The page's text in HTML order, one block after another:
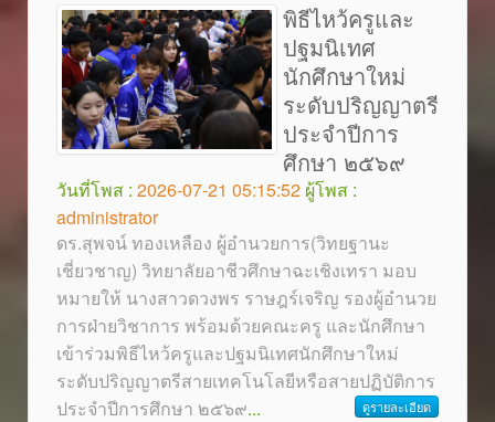
พิธีไหว้ครูและ
ปฐมนิเทศ
นักศึกษาใหม่
ระดับปริญญาตรี
ประจำปีการ
ศึกษา ๒๕๖๙
วันที่โพส : 2026-07-21 05:15:52 ผู้โพส :
administrator
ดร.สุพจน์ ทองเหลือง ผู้อำนวยการ(วิทยฐานะ
เชี่ยวชาญ) วิทยาลัยอาชีวศึกษาฉะเชิงเทรา มอบ
หมายให้ นางสาวดวงพร ราษฎร์เจริญ รองผู้อำนวย
การฝ่ายวิชาการ พร้อมด้วยคณะครู และนักศึกษา
เข้าร่วมพิธีไหว้ครูและปฐมนิเทศนักศึกษาใหม่
ระดับปริญญาตรีสายเทคโนโลยีหรือสายปฏิบัติการ
ประจำปีการศึกษา ๒๕๖๙... ดูรายละเอียด